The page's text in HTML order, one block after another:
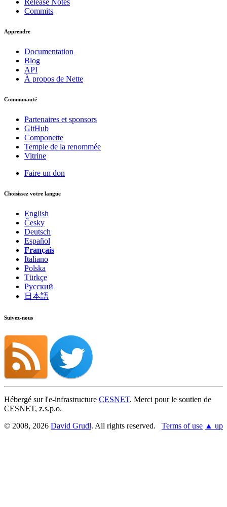
Release Notes
Commits
Apprendre
Documentation
Blog
API
À propos de Nette
Communauté
Partenaires et sponsors
GitHub
Componette
Temple de la renommée
Vitrine
Faire un don
Choisissez votre langue
English
Česky
Deutsch
Español
Français
Italiano
Polska
Türkçe
Русский
日本語
Suivez-nous
Hébergé sur l'e-infrastructure CESNET. Merci pour le soutien de
CESNET, z.s.p.o.
© 2008, 2026 David Grudl. All rights reserved. Terms of use ▲ up